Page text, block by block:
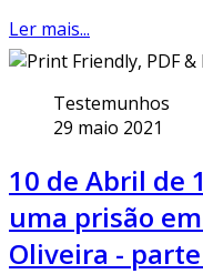
Ler mais...
Testemunhos
29 maio 2021
10 de Abril de
uma prisão
Oliveira -